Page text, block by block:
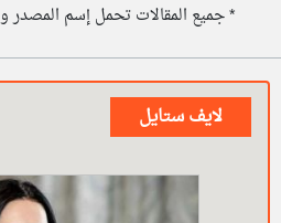
* جميع المقالات تحمل إسم المصدر و
لايف ستايل